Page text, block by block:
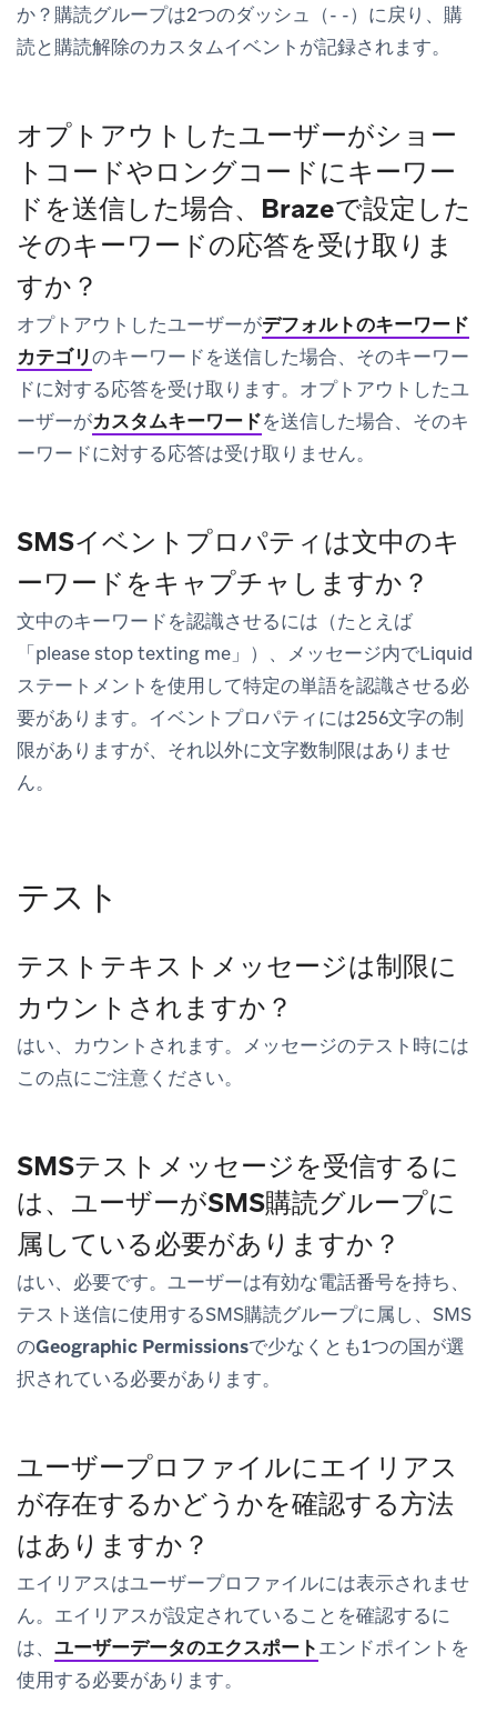
か？購読グループは2つのダッシュ（- -）に戻り、購
読と購読解除のカスタムイベントが記録されます。
オプトアウトしたユーザーがショー
トコードやロングコードにキーワー
ドを送信した場合、Brazeで設定した
そのキーワードの応答を受け取りま
すか？
オプトアウトしたユーザーがデフォルトのキーワード
カテゴリのキーワードを送信した場合、そのキーワー
ドに対する応答を受け取ります。オプトアウトしたユ
ーザーがカスタムキーワードを送信した場合、そのキ
ーワードに対する応答は受け取りません。
SMSイベントプロパティは文中のキ
ーワードをキャプチャしますか？
文中のキーワードを認識させるには（たとえば
「please stop texting me」）、メッセージ内でLiquid
ステートメントを使用して特定の単語を認識させる必
要があります。イベントプロパティには256文字の制
限がありますが、それ以外に文字数制限はありませ
ん。
テスト
テストテキストメッセージは制限に
カウントされますか？
はい、カウントされます。メッセージのテスト時には
この点にご注意ください。
SMSテストメッセージを受信するに
は、ユーザーがSMS購読グループに
属している必要がありますか？
はい、必要です。ユーザーは有効な電話番号を持ち、
テスト送信に使用するSMS購読グループに属し、SMS
のGeographic Permissionsで少なくとも1つの国が選
択されている必要があります。
ユーザープロファイルにエイリアス
が存在するかどうかを確認する方法
はありますか？
エイリアスはユーザープロファイルには表示されませ
ん。エイリアスが設定されていることを確認するに
は、 ユーザーデータのエクスポートエンドポイントを
使用する必要があります。